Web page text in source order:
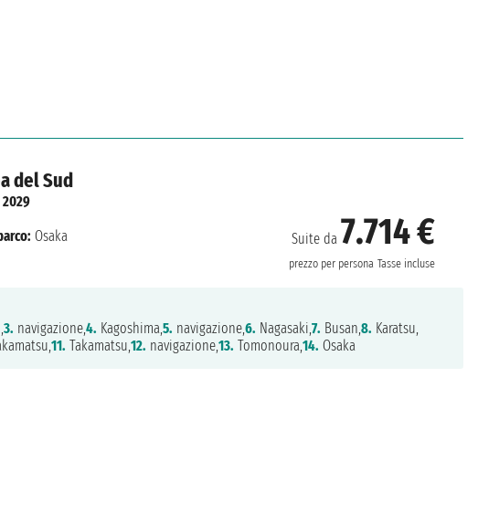
del Sud
Suite da 7.714 €
prezzo per persona Tasse incluse
2029
Osaka
3. navigazione,4. Kagoshima,5. navigazione,6. Nagasaki,7. Busan,8. Karatsu,
11. Takamatsu,12. navigazione,13. Tomonoura,14. Osaka